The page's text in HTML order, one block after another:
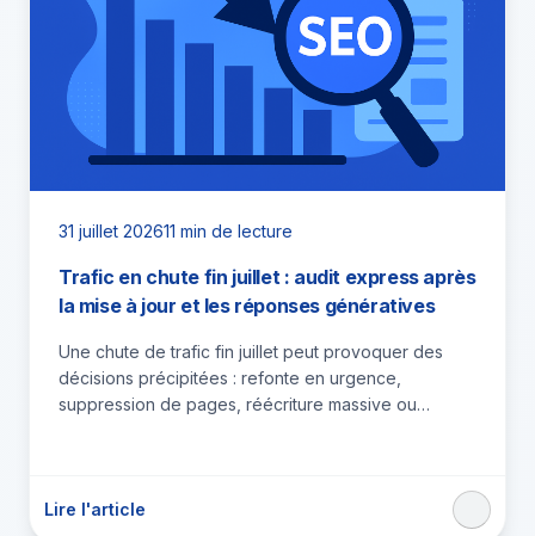
31 juillet 202611 min de lecture
Trafic en chute fin juillet : audit express après
la mise à jour et les réponses génératives
Une chute de trafic fin juillet peut provoquer des
décisions précipitées : refonte en urgence,
suppression de pages, réécriture massive ou
Lire l'article